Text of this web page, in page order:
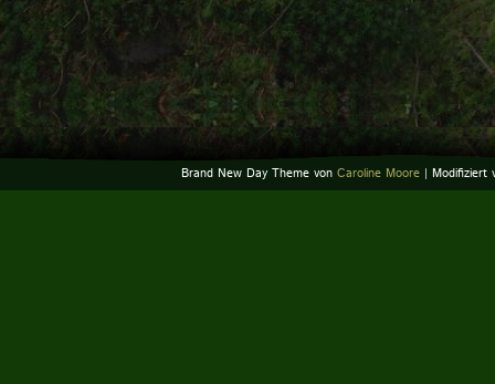
Brand New Day Theme von Caroline Moore | Modifiziert